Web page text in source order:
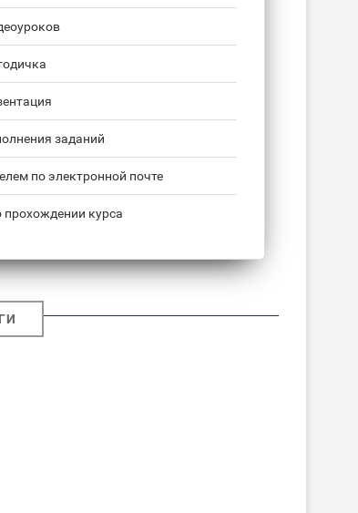
заданий
по электронной почте
прохождении курса